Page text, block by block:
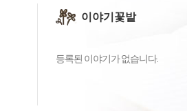
이야기꽃밭
등록된 이야기가 없습니다.